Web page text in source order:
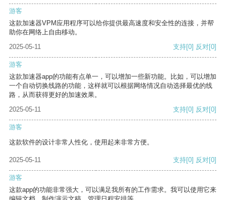
游客
这款加速器VPM应用程序可以给你提供最高速度和安全性的连接，并帮
助你在网络上自由移动。
2025-05-11
支持[0] 反对[0]
游客
这款加速器app的功能有点单一，可以增加一些新功能。比如，可以增加
一个自动切换线路的功能，这样就可以根据网络情况自动选择最优的线
路，从而获得更好的加速效果。
2025-05-11
支持[0] 反对[0]
游客
这款软件的设计非常人性化，使用起来非常方便。
2025-05-11 支持[0] 反对[0]
游客
这款app的功能非常强大，可以满足我所有的工作需求。我可以使用它来